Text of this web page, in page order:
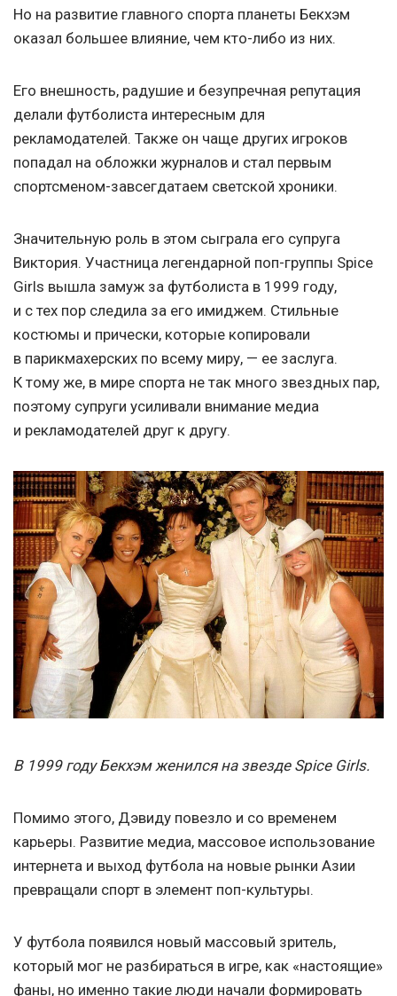
Но на развитие главного спорта планеты Бекхэм
оказал большее влияние, чем кто-либо из них.
Его внешность, радушие и безупречная репутация
делали футболиста интересным для
рекламодателей. Также он чаще других игроков
попадал на обложки журналов и стал первым
спортсменом-завсегдатаем светской хроники.
Значительную роль в этом сыграла его супруга
Виктория. Участница легендарной поп-группы Spice
Girls вышла замуж за футболиста в 1999 году,
и с тех пор следила за его имиджем. Стильные
костюмы и прически, которые копировали
в парикмахерских по всему миру, — ее заслуга.
К тому же, в мире спорта не так много звездных пар,
поэтому супруги усиливали внимание медиа
и рекламодателей друг к другу.
В 1999 году Бекхэм женился на звезде Spice Girls.
Помимо этого, Дэвиду повезло и со временем
карьеры. Развитие медиа, массовое использование
интернета и выход футбола на новые рынки Азии
превращали спорт в элемент поп-культуры.
У футбола появился новый массовый зритель,
который мог не разбираться в игре, как «настоящие»
фаны, но именно такие люди начали формировать